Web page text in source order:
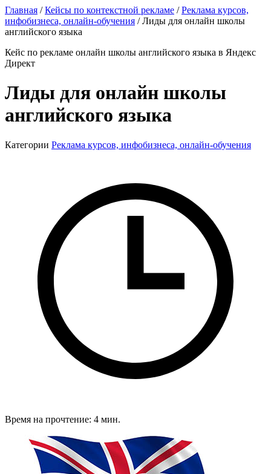
Главная /Кейсы по контекстной рекламе /Реклама курсов,
инфобизнеса, онлайн-обучения /Лиды для онлайн школы
английского языка
Кейс по рекламе онлайн школы английского языка в Яндекс
Директ
Лиды для онлайн школы
английского языка
Категории Реклама курсов, инфобизнеса, онлайн-обучения
Время на прочтение: 4 мин.